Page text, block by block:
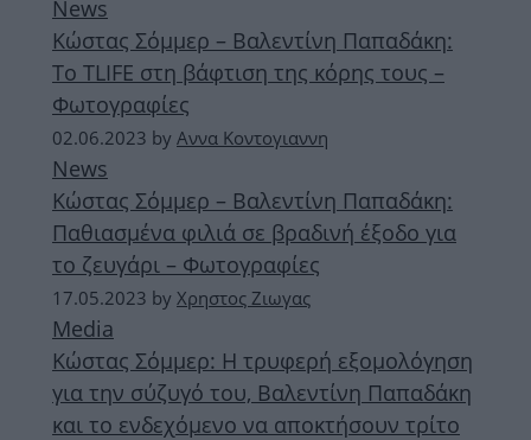
News
Κώστας Σόμμερ – Βαλεντίνη Παπαδάκη:
Το TLIFE στη βάφτιση της κόρης τους –
Φωτογραφίες
02.06.2023 by Αννα Κοντογιαννη
News
Κώστας Σόμμερ – Βαλεντίνη Παπαδάκη:
Παθιασμένα φιλιά σε βραδινή έξοδο για
το ζευγάρι – Φωτογραφίες
17.05.2023 by Χρηστος Ζιωγας
Media
Κώστας Σόμμερ: Η τρυφερή εξομολόγηση
για την σύζυγό του, Βαλεντίνη Παπαδάκη
και το ενδεχόμενο να αποκτήσουν τρίτο